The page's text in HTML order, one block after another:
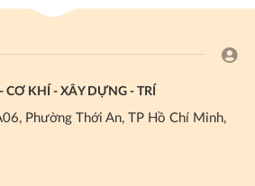
CƠ KHÍ - XÂY DỰNG - TRÍ
Phường Thới An, TP Hồ Chí Minh,